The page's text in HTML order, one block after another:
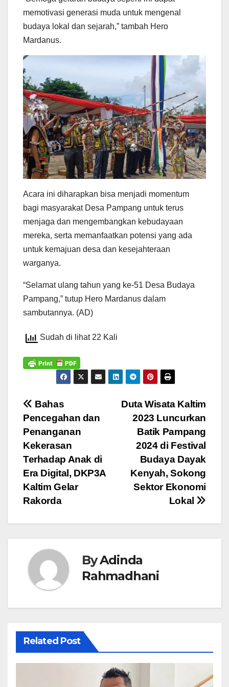
memotivasi generasi muda untuk mengenal
budaya lokal dan sejarah,” tambah Hero
Mardanus.
Acara ini diharapkan bisa menjadi momentum
bagi masyarakat Desa Pampang untuk terus
menjaga dan mengembangkan kebudayaan
mereka, serta memanfaatkan potensi yang ada
untuk kemajuan desa dan kesejahteraan
warganya.
“Selamat ulang tahun yang ke-51 Desa Budaya
Pampang,” tutup Hero Mardanus dalam
sambutannya. (AD)
Sudah di lihat 22 Kali
Navigasi
pos
Duta Wisata Kaltim
2023 Luncurkan
Batik Pampang
2024 di Festival
Budaya Dayak
Kenyah, Sokong
Sektor Ekonomi
Lokal
Bahas
Pencegahan dan
Penanganan
Kekerasan
Terhadap Anak di
Era Digital, DKP3A
Kaltim Gelar
Rakorda
ByAdinda
Rahmadhani
Related Post